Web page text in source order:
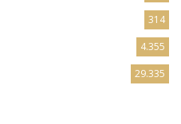
314
4.355
29.335